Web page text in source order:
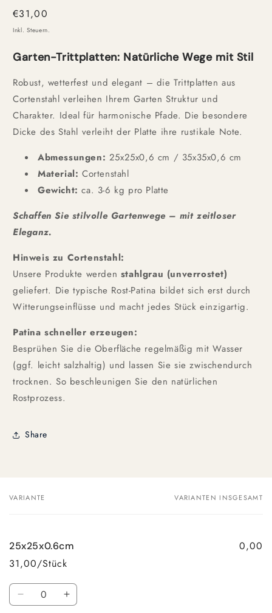
Normaler
Preis
€31,00
Inkl. Steuern.
Garten-Trittplatten: Natürliche Wege mit Stil
Robust, wetterfest und elegant – die Trittplatten aus
Cortenstahl verleihen Ihrem Garten Struktur und
Charakter. Ideal für harmonische Pfade. Die besondere
Dicke des Stahl verleiht der Platte ihre rustikale Note.
Abmessungen: 25x25x0,6 cm / 35x35x0,6 cm
Material: Cortenstahl
Gewicht: ca. 3-6 kg pro Platte
Schaffen Sie stilvolle Gartenwege – mit zeitloser
Eleganz.
Hinweis zu Cortenstahl:
Unsere Produkte werden stahlgrau (unverrostet)
geliefert. Die typische Rost-Patina bildet sich erst durch
Witterungseinflüsse und macht jedes Stück einzigartig.
Patina schneller erzeugen:
Besprühen Sie die Oberfläche regelmäßig mit Wasser
(ggf. leicht salzhaltig) und lassen Sie sie zwischendurch
trocknen. So beschleunigen Sie den natürlichen
Rostprozess.
Share
Dein
VARIANTE VARIANTEN INSGESAMT
25x25x0.6cm
31,00/Stück
0,00
Anzahl
VerringereErhöhe